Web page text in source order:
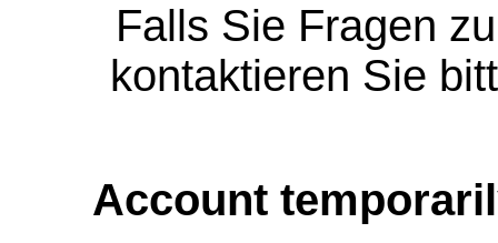
Falls Sie Fragen
kontaktieren Sie
Account